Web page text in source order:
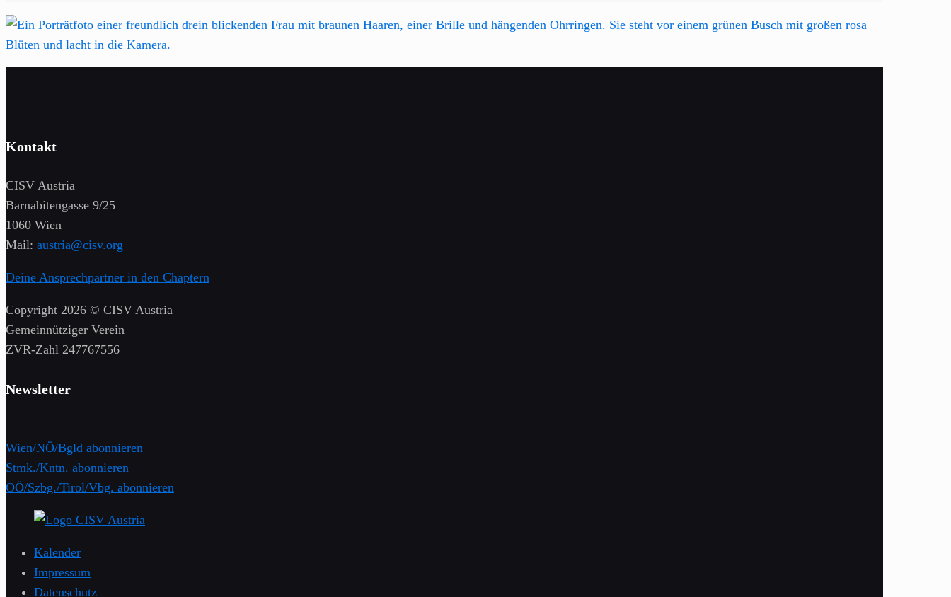
Kontakt
CISV Austria
Barnabitengasse 9/25
1060 Wien
Mail: austria@cisv.org
Deine Ansprechpartner in den Chaptern
Copyright 2026 © CISV Austria
Gemeinnütziger Verein
​ZVR-Zahl 247767556
Newsletter
Wien/NÖ/Bgld abonnieren
Stmk./Kntn. abonnieren
OÖ/Szbg./Tirol/Vbg. abonnieren
Kalender
Impressum
Datenschutz